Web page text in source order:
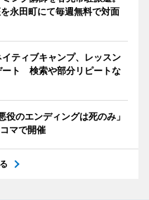
永田町にて毎週無料で対面
イティブキャンプ、レッスン
ート 検索や部分リピートな
のエンディングは死のみ」
マで開催